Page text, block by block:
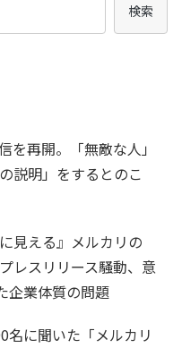
検索
を再開。「無敵な人」
説明」をするとのこ
見える』メルカリの
レスリリース騒動、意
企業体質の問題
名に聞いた「メルカリ